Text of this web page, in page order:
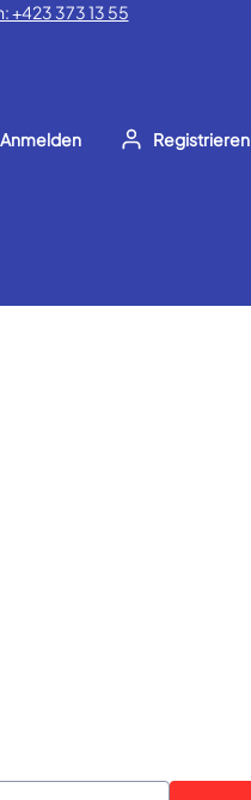
+423 373 13 55
Anmelden Registrieren